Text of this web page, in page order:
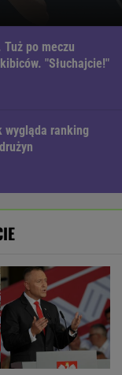
Tuż po meczu
"Słuchajcie!"
wygląda ranking